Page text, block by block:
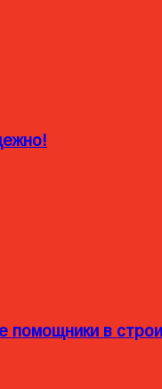
помощники в